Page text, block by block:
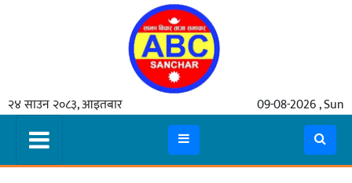
२४ साउन २०८३, आइतबार 09-08-2026 , Sun
समाचार
मुख्य
समाचार